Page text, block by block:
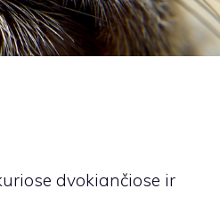
dvokiančiose ir